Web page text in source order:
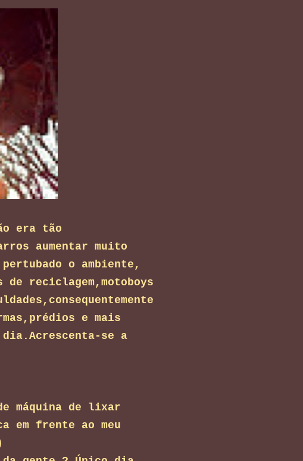
era tão
aumentar muito
o ambiente,
reciclagem,motoboys
e mais
se a
máquina de lixar
em frente ao meu